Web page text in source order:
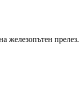
железопътен прелез.